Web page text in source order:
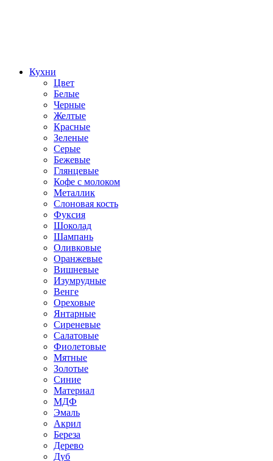
Кухни
Цвет
Белые
Черные
Желтые
Красные
Зеленые
Серые
Бежевые
Глянцевые
Кофе с молоком
Металлик
Слоновая кость
Фуксия
Шоколад
Шампань
Оливковые
Оранжевые
Вишневые
Изумрудные
Венге
Ореховые
Янтарные
Сиреневые
Салатовые
Фиолетовые
Мятные
Золотые
Синие
Материал
МДФ
Эмаль
Акрил
Береза
Дерево
Дуб